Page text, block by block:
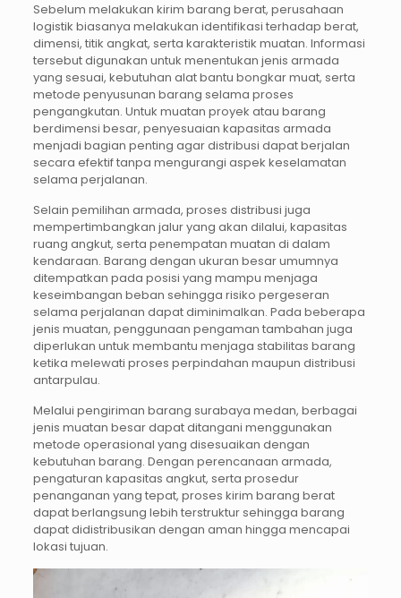
Sebelum melakukan kirim barang berat, perusahaan
logistik biasanya melakukan identifikasi terhadap berat,
dimensi, titik angkat, serta karakteristik muatan. Informasi
tersebut digunakan untuk menentukan jenis armada
yang sesuai, kebutuhan alat bantu bongkar muat, serta
metode penyusunan barang selama proses
pengangkutan. Untuk muatan proyek atau barang
berdimensi besar, penyesuaian kapasitas armada
menjadi bagian penting agar distribusi dapat berjalan
secara efektif tanpa mengurangi aspek keselamatan
selama perjalanan.
Selain pemilihan armada, proses distribusi juga
mempertimbangkan jalur yang akan dilalui, kapasitas
ruang angkut, serta penempatan muatan di dalam
kendaraan. Barang dengan ukuran besar umumnya
ditempatkan pada posisi yang mampu menjaga
keseimbangan beban sehingga risiko pergeseran
selama perjalanan dapat diminimalkan. Pada beberapa
jenis muatan, penggunaan pengaman tambahan juga
diperlukan untuk membantu menjaga stabilitas barang
ketika melewati proses perpindahan maupun distribusi
antarpulau.
Melalui pengiriman barang surabaya medan, berbagai
jenis muatan besar dapat ditangani menggunakan
metode operasional yang disesuaikan dengan
kebutuhan barang. Dengan perencanaan armada,
pengaturan kapasitas angkut, serta prosedur
penanganan yang tepat, proses kirim barang berat
dapat berlangsung lebih terstruktur sehingga barang
dapat didistribusikan dengan aman hingga mencapai
lokasi tujuan.